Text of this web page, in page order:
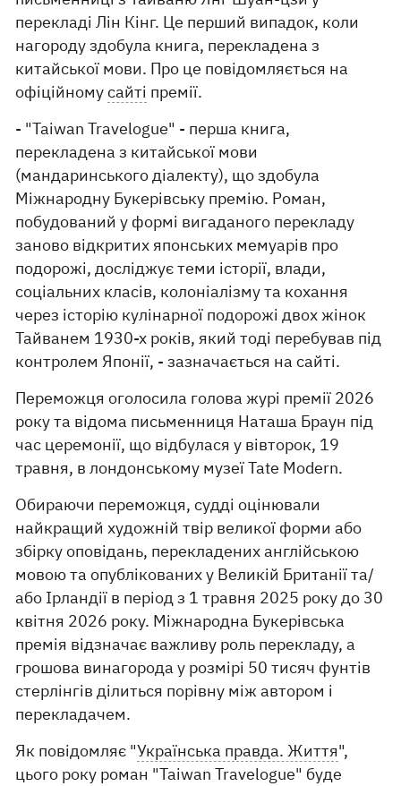
перекладі Лін Кінг. Це перший випадок, коли
нагороду здобула книга, перекладена з
китайської мови. Про це повідомляється на
офіційномусайті премії.
- "Taiwan Travelogue" - перша книга,
перекладена з китайської мови
(мандаринського діалекту), що здобула
Міжнародну Букерівську премію. Роман,
побудований у формі вигаданого перекладу
заново відкритих японських мемуарів про
подорожі, досліджує теми історії, влади,
соціальних класів, колоніалізму та кохання
через історію кулінарної подорожі двох жінок
Тайванем 1930-х років, який тоді перебував під
контролем Японії, - зазначається на сайті.
Переможця оголосила голова журі премії 2026
року та відома письменниця Наташа Браун під
час церемонії, що відбулася у вівторок, 19
травня, в лондонському музеї Tate Modern.
Обираючи переможця, судді оцінювали
найкращий художній твір великої форми або
збірку оповідань, перекладених англійською
мовою та опублікованих у Великій Британії та/
або Ірландії в період з 1 травня 2025 року до 30
квітня 2026 року. Міжнародна Букерівська
премія відзначає важливу роль перекладу, а
грошова винагорода у розмірі 50 тисяч фунтів
стерлінгів ділиться порівну між автором і
перекладачем.
Як повідомляє "Українська правда. Життя",
цього року роман "Taiwan Travelogue" буде